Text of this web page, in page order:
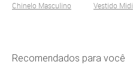
Chinelo Masculino
Vestido Midi
Recomendados para você